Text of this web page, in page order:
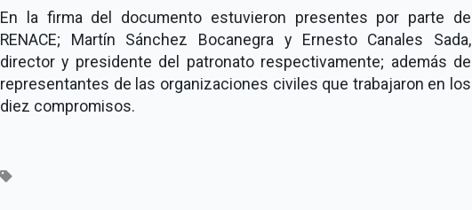
En la firma del documento estuvieron presentes por parte de
RENACE; Martín Sánchez Bocanegra y Ernesto Canales Sada,
director y presidente del patronato respectivamente; además de
representantes de las organizaciones civiles que trabajaron en los
diez compromisos.